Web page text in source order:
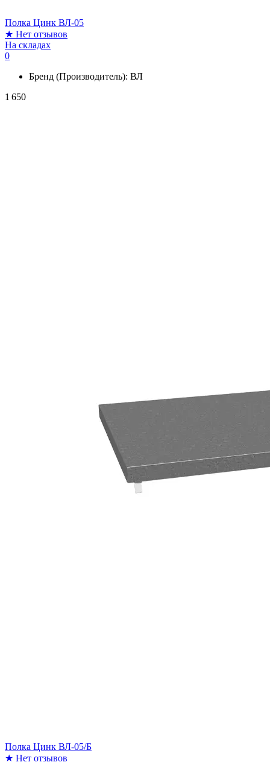
Полка Цинк ВЛ-05
★ Нет отзывов
На складах
0
Бренд (Производитель): ВЛ
1 650
Полка Цинк ВЛ-05/Б
★ Нет отзывов